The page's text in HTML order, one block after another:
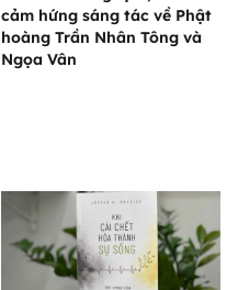
cảm hứng sáng tác về Phật
hoàng Trần Nhân Tông và
Ngọa Vân